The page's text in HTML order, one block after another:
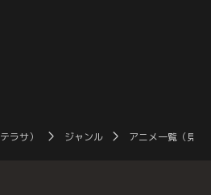
ラサ） ジャンル アニメ一覧（見放